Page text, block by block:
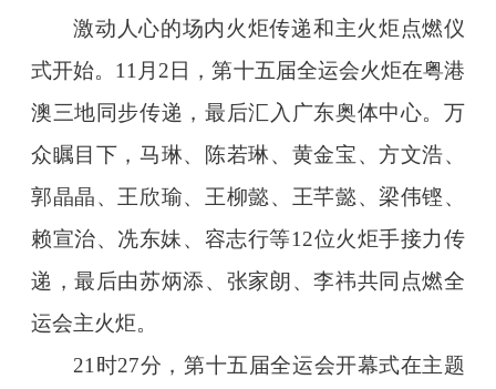
激动人心的场内火炬传递和主火炬点燃仪
式开始。11月2日，第十五届全运会火炬在粤港
澳三地同步传递，最后汇入广东奥体中心。万
众瞩目下，马琳、陈若琳、黄金宝、方文浩、
郭晶晶、王欣瑜、王柳懿、王芊懿、梁伟铿、
赖宣治、冼东妹、容志行等12位火炬手接力传
递，最后由苏炳添、张家朗、李祎共同点燃全
运会主火炬。
21时27分，第十五届全运会开幕式在主题